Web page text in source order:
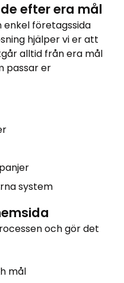
efter era mål
enkel företagssida
hjälper vi er att
alltid från era mål
passar er
system
och gör det
mål